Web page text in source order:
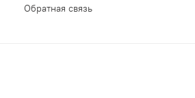
Обратная связь